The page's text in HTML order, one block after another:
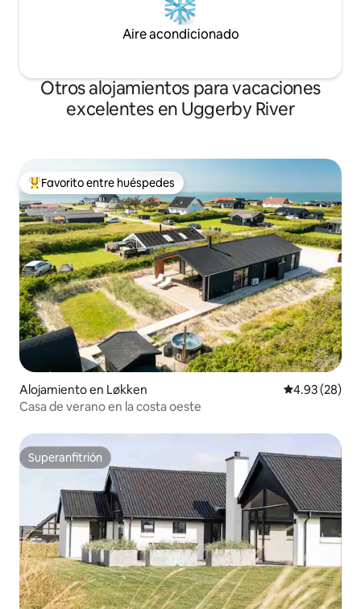
Aire acondicionado
Otros alojamientos para vacaciones
excelentes en Uggerby River
Favorito entre huéspedes preferido
Favorito entre huéspedes
Alojamiento en Løkken Calificación
4.93 (28)
Casa de verano en la costa oeste
Superanfitrión
Superanfitrión